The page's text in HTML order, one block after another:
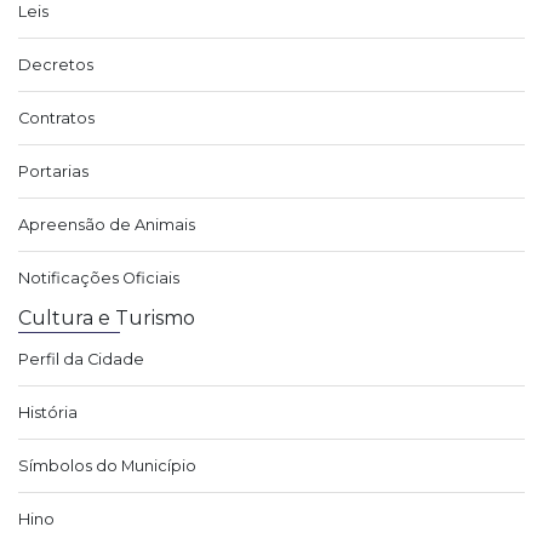
Leis
Decretos
Contratos
Portarias
Apreensão de Animais
Notificações Oficiais
Cultura e Turismo
Perfil da Cidade
História
Símbolos do Município
Hino